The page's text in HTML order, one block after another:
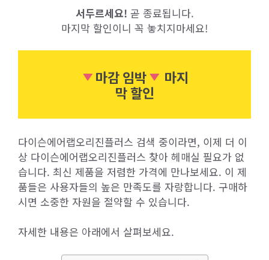
서두르세요! 곧 종료됩니다.
마지막 할인이니 꼭 놓치지마세요!
마감 임박
마지
막 할인
다이슨에어랩오리진플러스 검색 중이라면, 이제 더 이
상 다이슨에어랩오리진플러스 찾아 헤매실 필요가 없
습니다. 최신 제품을 저렴한 가격에 만나보세요. 이 제
품들은 사용자들의 높은 만족도를 자랑합니다. 구매하
시면 소중한 자원을 절약할 수 있습니다.
자세한 내용은 아래에서 살펴보세요.